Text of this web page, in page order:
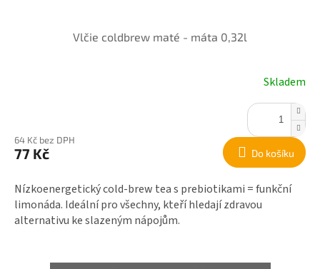
Vlčie coldbrew maté - máta 0,32l
Skladem
64 Kč bez DPH
77 Kč Do košíku
Nízkoenergetický cold-brew tea s prebiotikami = funkční
limonáda. Ideální pro všechny, kteří hledají zdravou
alternativu ke slazeným nápojům.